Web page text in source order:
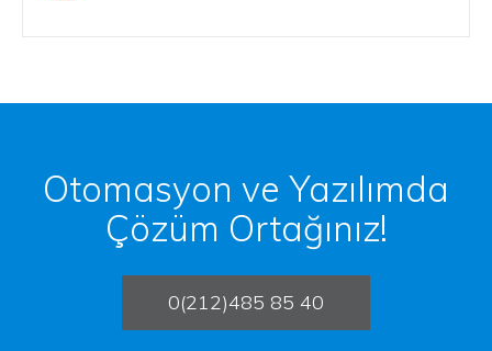
Otomasyon ve Yazılımda
Çözüm Ortağınız!
0(212)485 85 40